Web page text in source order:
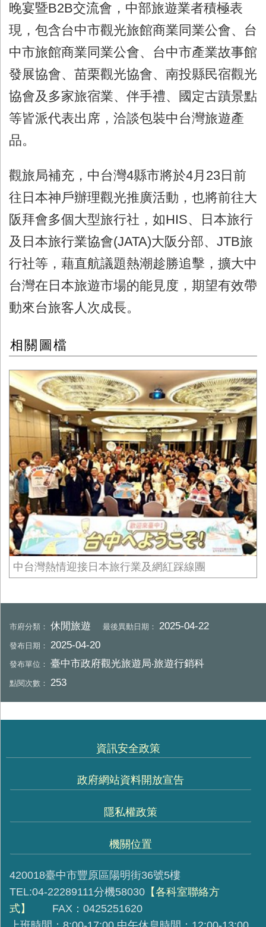
晚宴暨B2B交流會，中部旅遊業者積極表
現，包含台中市觀光旅館商業同業公會、台
中市旅館商業同業公會、台中市產業故事館
發展協會、苗栗觀光協會、南投縣民宿觀光
協會及多家旅宿業、伴手禮、國定古蹟景點
等皆派代表出席，洽談包裝中台灣旅遊產
品。
觀旅局補充，中台灣4縣市將於4月23日前
往日本神戶辦理觀光推廣活動，也將前往大
阪拜會多個大型旅行社，如HIS、日本旅行
及日本旅行業協會(JATA)大阪分部、JTB旅
行社等，藉直航議題熱潮趁勝追擊，擴大中
台灣在日本旅遊市場的能見度，期望有效帶
動來台旅客人次成長。
相關圖檔
中台灣熱情迎接日本旅行業及網紅踩線團
市府分類：休閒旅遊 最後異動日期：2025-04-22
發布日期： 2025-04-20
發布單位：臺中市政府觀光旅遊局‧旅遊行銷科
點閱次數： 253
資訊安全政策
政府網站資料開放宣告
隱私權政策
機關位置
420018臺中市豐原區陽明街36號5樓
TEL:04-22289111分機58030 【各科室聯絡方
式】
FAX：0425251620